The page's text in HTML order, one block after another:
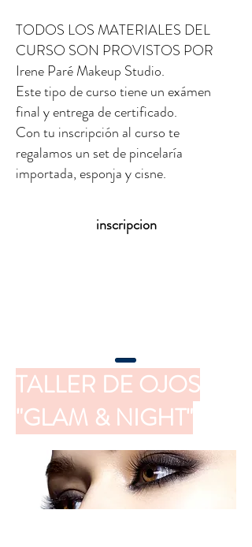
TODOS LOS MATERIALES DEL
CURSO SON PROVISTOS POR
Irene Paré Makeup Studio.
Este tipo de curso tiene un exámen
final y entrega de certificado.
Con tu inscripción al curso te
regalamos un set de pincelaría
importada, esponja y cisne.
inscripcion
TALLER DE OJOS
"GLAM & NIGHT"